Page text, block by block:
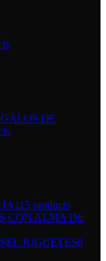
DE
115 products
CON ALMA DE
JUGUETES0